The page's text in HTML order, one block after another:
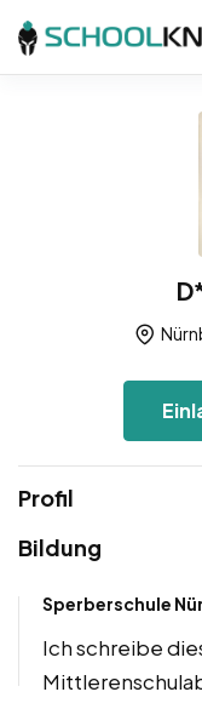
Profil
Bildung
Sperberschule
Ich schreibe